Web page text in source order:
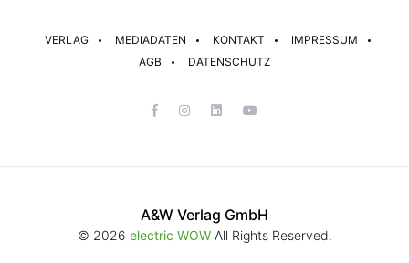
VERLAG MEDIADATEN KONTAKT
IMPRESSUM
AGB
DATENSCHUTZ
A&W Verlag GmbH
© 2026 electric WOWAll Rights Reserved.